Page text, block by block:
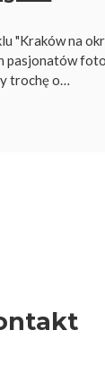
"Kraków na
pasjonatów
trochę o…